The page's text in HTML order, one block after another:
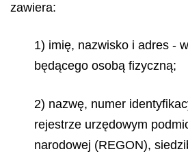
zawiera:
1) imię, nazwisko i adres -
będącego osobą fizyczną;
2) nazwę, numer
rejestrze urzędowym
narodowej (REGON),